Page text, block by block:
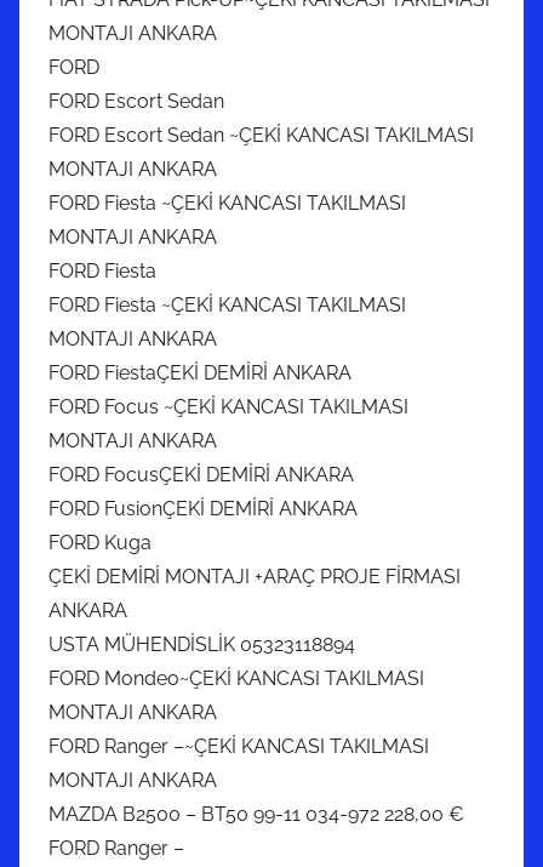
MONTAJI ANKARA
FORD
FORD Escort Sedan
FORD Escort Sedan ~ÇEKİ KANCASI TAKILMASI
MONTAJI ANKARA
FORD Fiesta ~ÇEKİ KANCASI TAKILMASI
MONTAJI ANKARA
FORD Fiesta
FORD Fiesta ~ÇEKİ KANCASI TAKILMASI
MONTAJI ANKARA
FORD FiestaÇEKİ DEMİRİ ANKARA
FORD Focus ~ÇEKİ KANCASI TAKILMASI
MONTAJI ANKARA
FORD FocusÇEKİ DEMİRİ ANKARA
FORD FusionÇEKİ DEMİRİ ANKARA
FORD Kuga
ÇEKİ DEMİRİ MONTAJI +ARAÇ PROJE FİRMASI
ANKARA
USTA MÜHENDİSLİK 05323118894
FORD Mondeo~ÇEKİ KANCASI TAKILMASI
MONTAJI ANKARA
FORD Ranger –~ÇEKİ KANCASI TAKILMASI
MONTAJI ANKARA
MAZDA B2500 – BT50 99-11 034-972 228,00 €
FORD Ranger –